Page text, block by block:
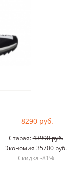
8290 руб.
Старая:43990 руб.
Экономия 35700 руб.
Скидка -81%